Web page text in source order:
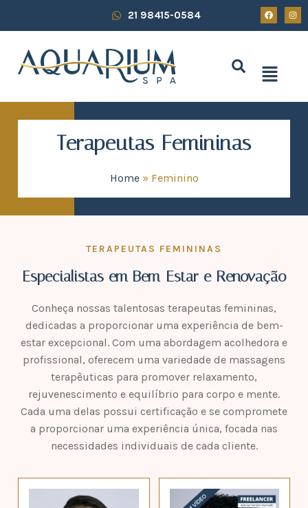
21 98415-0584
Terapeutas Femininas
Home» Feminino
TERAPEUTAS FEMININAS
Especialistas em Bem-Estar e Renovação
Conheça nossas talentosas terapeutas femininas,
dedicadas a proporcionar uma experiência de bem-
estar excepcional. Com uma abordagem acolhedora e
profissional, oferecem uma variedade de massagens
terapêuticas para promover relaxamento,
rejuvenescimento e equilíbrio para corpo e mente.
Cada uma delas possui certificação e se compromete
a proporcionar uma experiência única, focada nas
necessidades individuais de cada cliente.